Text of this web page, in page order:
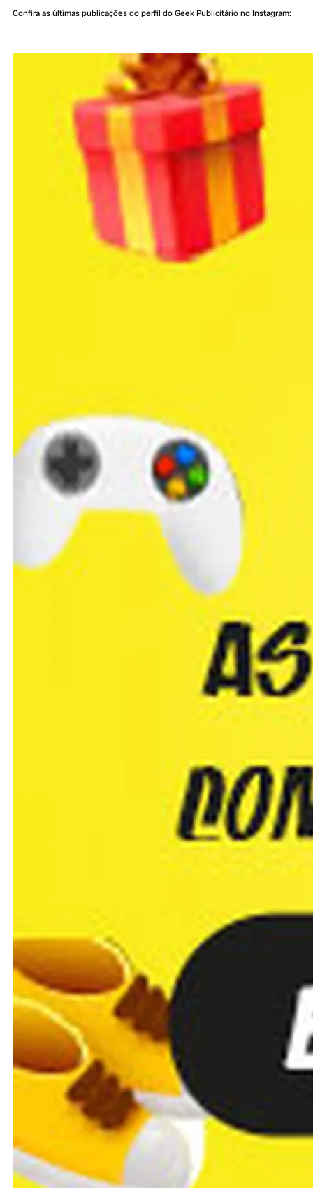
Confira as últimas publicações do perfil do Geek Publicitário no Instagram: